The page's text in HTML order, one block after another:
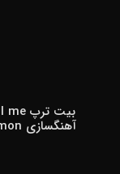
آهنگسازی sheymon